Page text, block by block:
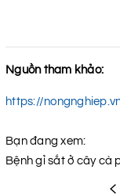
Nguồn tham khảo:
https://
Bạn đang xem:
Bệnh gỉ sắt ở cây cà